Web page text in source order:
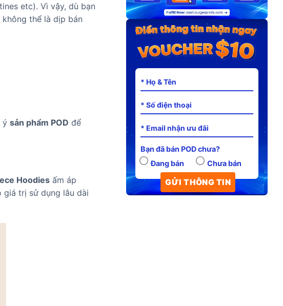
etc). Vì vậy, dù bạn
không thể là dịp bán
ý sản phẩm POD để
Hoodies ấm áp
giá trị sử dụng lâu dài
Bạn đã bán POD chưa?
Đang bán
Chưa bán